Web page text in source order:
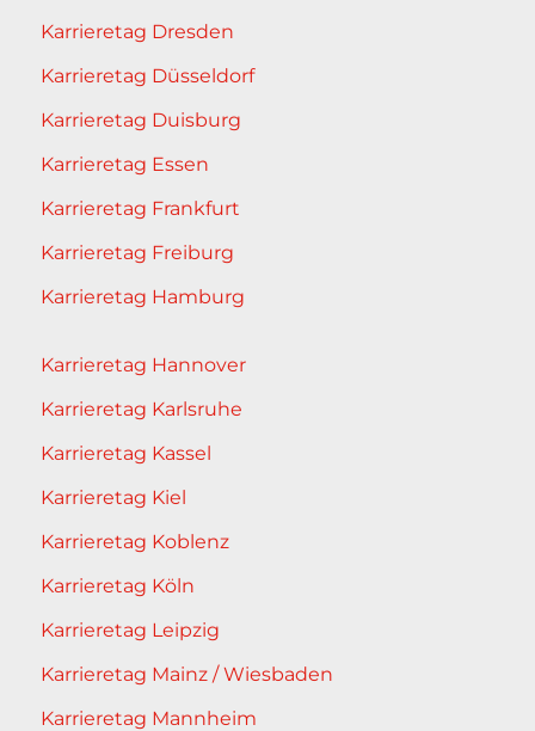
Karrieretag Dresden
Karrieretag Düsseldorf
Karrieretag Duisburg
Karrieretag Essen
Karrieretag Frankfurt
Karrieretag Freiburg
Karrieretag Hamburg
Karrieretag Hannover
Karrieretag Karlsruhe
Karrieretag Kassel
Karrieretag Kiel
Karrieretag Koblenz
Karrieretag Köln
Karrieretag Leipzig
Karrieretag Mainz / Wiesbaden
Karrieretag Mannheim